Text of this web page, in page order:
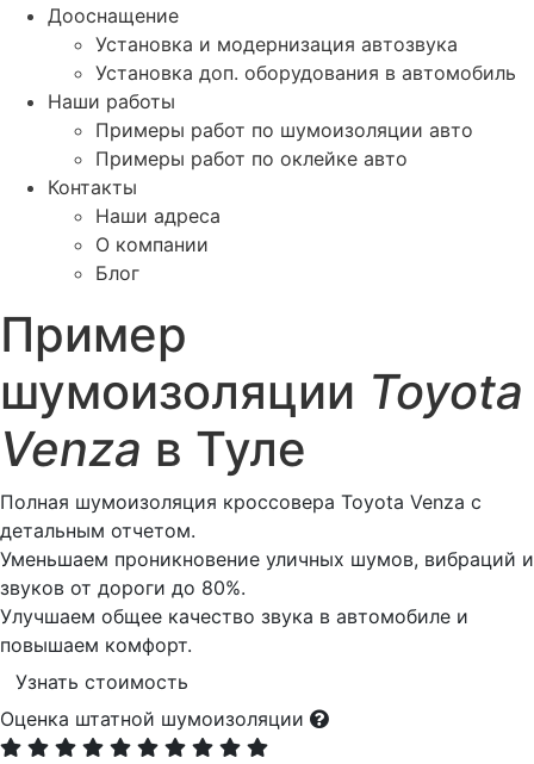
Дооснащение
Установка и модернизация автозвука
Установка доп. оборудования в автомобиль
Наши работы
Примеры работ по шумоизоляции авто
Примеры работ по оклейке авто
Контакты
Наши адреса
О компании
Блог
Пример
шумоизоляции Toyota
Venza в Туле
Полная шумоизоляция кроссовера Toyota Venza с
детальным отчетом.
Уменьшаем проникновение уличных шумов, вибраций и
звуков от дороги до 80%.
Улучшаем общее качество звука в автомобиле и
повышаем комфорт.
Узнать стоимость
Оценка штатной шумоизоляции